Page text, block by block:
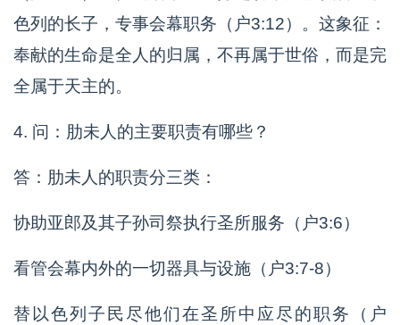
色列的长子，专事会幕职务（户3:12）。这象征：
奉献的生命是全人的归属，不再属于世俗，而是完
全属于天主的。
4. 问：肋未人的主要职责有哪些？
答：肋未人的职责分三类：
协助亚郎及其子孙司祭执行圣所服务（户3:6）
看管会幕内外的一切器具与设施（户3:7-8）
替以色列子民尽他们在圣所中应尽的职务（户